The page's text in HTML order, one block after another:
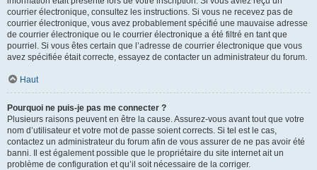
courrier électronique, consultez les instructions. Si vous ne recevez pas de
courrier électronique, vous avez probablement spécifié une mauvaise adresse
de courrier électronique ou le courrier électronique a été filtré en tant que
pourriel. Si vous êtes certain que l’adresse de courrier électronique que vous
avez spécifiée était correcte, essayez de contacter un administrateur du forum.
Haut
Pourquoi ne puis-je pas me connecter ?
Plusieurs raisons peuvent en être la cause. Assurez-vous avant tout que votre
nom d’utilisateur et votre mot de passe soient corrects. Si tel est le cas,
contactez un administrateur du forum afin de vous assurer de ne pas avoir été
banni. Il est également possible que le propriétaire du site internet ait un
problème de configuration et qu’il soit nécessaire de la corriger.